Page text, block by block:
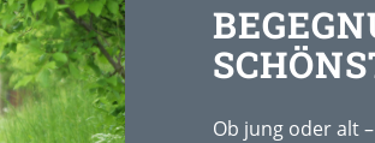
Ob jung oder alt